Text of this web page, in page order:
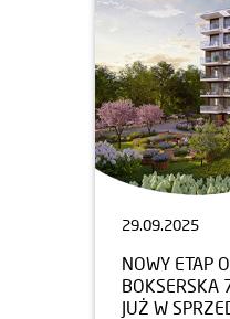
29.09.2025
NOWY ETAP
BOKSERSKA
JUŻ W